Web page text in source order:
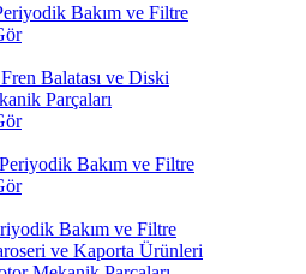
Bakım ve Filtre
Balatası ve Diski
Parçaları
Bakım ve Filtre
Bakım ve Filtre
ve Kaporta Ürünleri